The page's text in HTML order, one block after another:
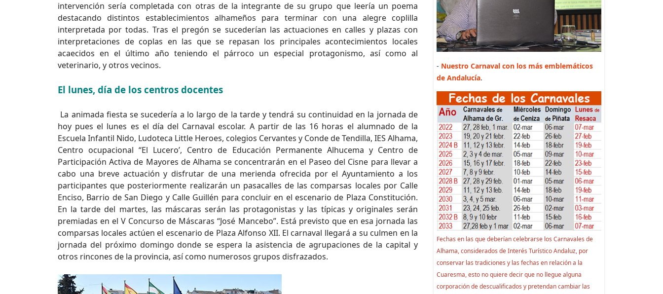
intervención sería completada con otras de la integrante de su grupo que leería un poema
destacando distintos establecimientos alhameños para terminar con una alegre coplilla
interpretada por todas. Tras el pregón se sucederían las actuaciones en calles y plazas con
interpretaciones de coplas en las que se repasan los principales acontecimientos locales
acaecidos en el último año teniendo el párroco un especial protagonismo, así como al
veterinario, y otros vecinos.
El lunes, día de los centros docentes
La animada fiesta se sucedería a lo largo de la tarde y tendrá su continuidad en la jornada de
hoy pues el lunes es el día del Carnaval escolar. A partir de las 16 horas el alumnado de la
Escuela Infantil Nido, Ludoteca Little Heroes, colegios Cervantes y Conde de Tendilla, IES Alhama,
Centro ocupacional “El Lucero’, Centro de Educación Permanente Alhucema y Centro de
Participación Activa de Mayores de Alhama se concentrarán en el Paseo del Cisne para llevar a
cabo una breve actuación y disfrutar de una merienda ofrecida por el Ayuntamiento a los
participantes que posteriormente realizarán un pasacalles de las comparsas locales por Calle
Enciso, Barrio de San Diego y Calle Guillén para concluir en el escenario de Plaza Constitución.
En la tarde del martes, las máscaras serán las protagonistas y las típicas y originales serán
premiadas en el V Concurso de Máscaras “José Mancebo”. Está previsto que en esa jornada las
comparsas locales actúen el escenario de Plaza Alfonso XII. El carnaval llegará a su culmen en la
jornada del próximo domingo donde se espera la asistencia de agrupaciones de la capital y
otros rincones de la provincia, así como numerosos grupos disfrazados.
- Nuestro Carnaval con los más emblemáticos
de Andalucía.
Fechas en las que deberían celebrarse los Carnavales de
Alhama, considerados de Interés Turístico Andaluz, por
conservar las tradiciones y las fechas en relación a la
Cuaresma, esto no quiere decir que no llegue alguna
corporación de descualificados y pretendan cambiar las